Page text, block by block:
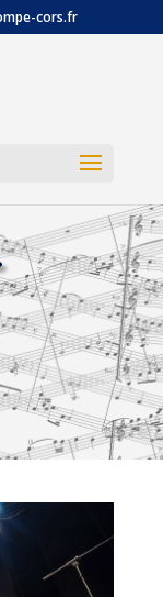
cors.fr